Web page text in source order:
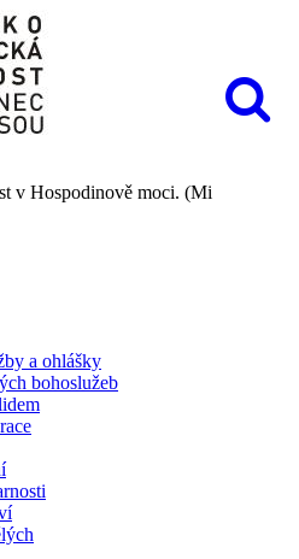
v Hospodinově moci. (Mi
a ohlášky
bohoslužeb